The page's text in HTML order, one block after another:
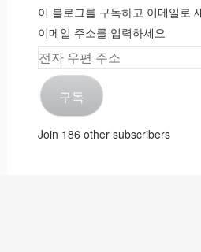
이 블로그를 구독하고 이메일로
이메일 주소를 입력하세요
전
자
우
편
주
구독
Join 186 other subscribers